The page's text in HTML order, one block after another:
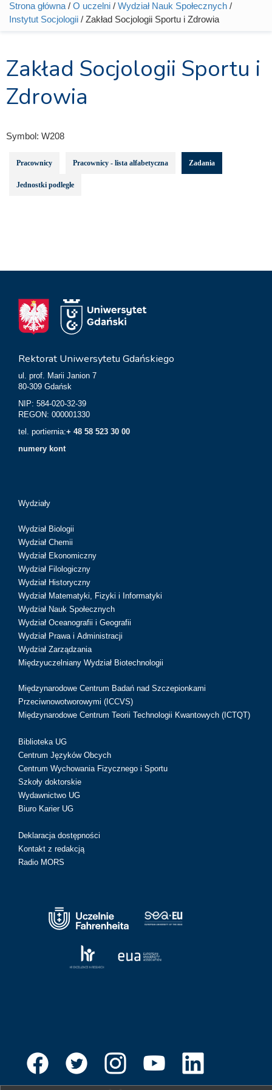
Jesteś tutaj
Strona główna / O uczelni / Wydział Nauk Społecznych /
Instytut Socjologii / Zakład Socjologii Sportu i Zdrowia
Zakład Socjologii Sportu i
Zdrowia
Symbol: W208
Pracownicy Pracownicy - lista alfabetyczna Zadania
Jednostki podległe
Rektorat Uniwersytetu Gdańskiego
ul. prof. Marii Janion 7
80-309 Gdańsk
NIP: 584-020-32-39
REGON: 000001330
tel. portiernia:+ 48 58 523 30 00
numery kont
Wydziały
Wydział Biologii
Wydział Chemii
Wydział Ekonomiczny
Wydział Filologiczny
Wydział Historyczny
Wydział Matematyki, Fizyki i Informatyki
Wydział Nauk Społecznych
Wydział Oceanografii i Geografii
Wydział Prawa i Administracji
Wydział Zarządzania
Międzyuczelniany Wydział Biotechnologii
Międzynarodowe Centrum Badań nad Szczepionkami
Przeciwnowotworowymi (ICCVS)
Międzynarodowe Centrum Teorii Technologii Kwantowych (ICTQT)
Biblioteka UG
Centrum Języków Obcych
Centrum Wychowania Fizycznego i Sportu
Szkoły doktorskie
Wydawnictwo UG
Biuro Karier UG
Deklaracja dostępności
Kontakt z redakcją
Radio MORS